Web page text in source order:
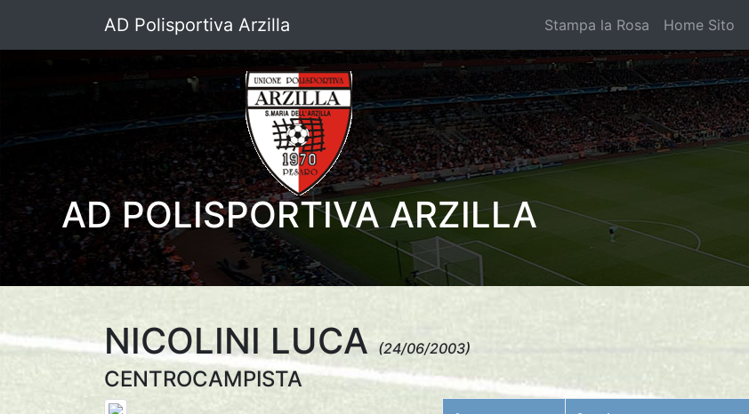
AD Polisportiva Arzilla Stampa la Rosa Home Sito
AD POLISPORTIVA ARZILLA
NICOLINI LUCA(24/06/2003)
CENTROCAMPISTA